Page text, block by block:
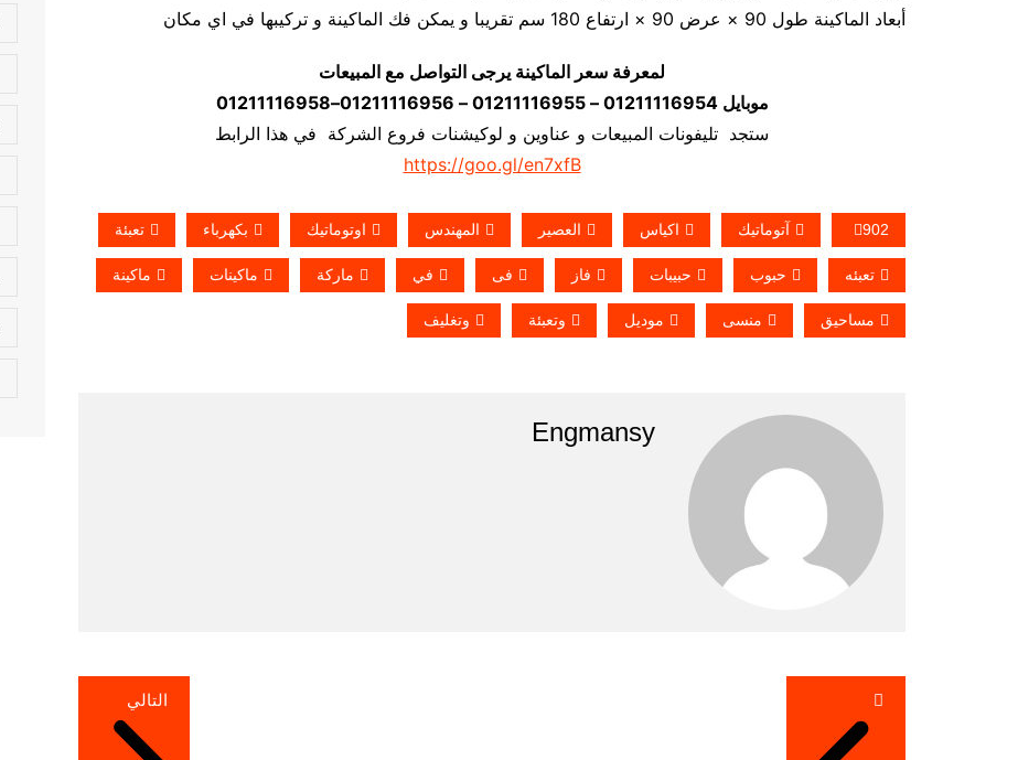
أبعاد الماكينة طول 90 × عرض 90 × ارتفاع 180 سم تقريبا و يمكن فك الماكينة و تركيبها في اي مكان
لمعرفة سعر الماكينة يرجى التواصل مع المبيعات
موبايل 01211116954 – 01211116955 – 01211116956–01211116958
ستجد تليفونات المبيعات و عناوين و لوكيشنات فروع الشركة في هذا الرابط
https://goo.gl/en7xfB
902 آتوماتيك اكياس العصير المهندس اوتوماتيك بكهرباء تعبئة
تعبئه حبوب حبيبات فاز فى في ماركة ماكينات ماكينة
مساحيق منسى موديل وتعبئة وتغليف
Engmansy
تصفّح
المقالات
التالي